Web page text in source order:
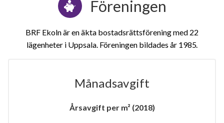
Föreningen
BRF Ekoln är en äkta bostadsrättsförening med 22
lägenheter i Uppsala. Föreningen bildades år 1985
Månadsavgift
Årsavgift per m² (2018)